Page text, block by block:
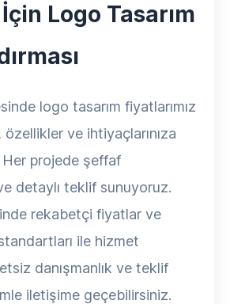
Logo Tasarım
logo tasarım fiyatlarımız
özellikler ve ihtiyaçlarınıza
projede şeffaf
detaylı teklif sunuyoruz.
rekabetçi fiyatlar ve
ile hizmet
danışmanlık ve teklif
iletişime geçebilirsiniz.